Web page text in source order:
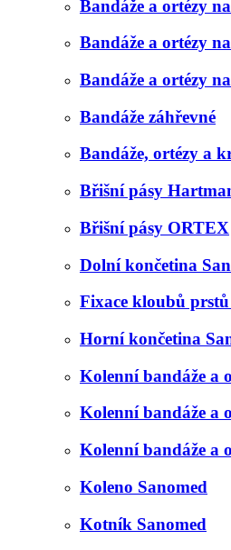
Bandáže a ortézy
Bandáže a ortézy
Bandáže a ortézy
Bandáže záhřevné
Bandáže, ortézy a
Břišní pásy
Břišní pásy ORTEX
Dolní končetina
Fixace kloubů
Horní končetina
Kolenní bandáže a
Kolenní bandáže a
Kolenní bandáže a
Koleno Sanomed
Kotník Sanomed